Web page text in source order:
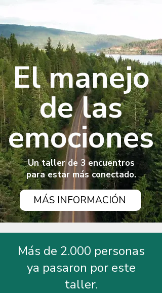
El manejo
de las
emociones
Un taller de 3 encuentros
para estar más conectado.
MÁS INFORMACIÓN
​Más de 2.000 personas
ya pasaron por este
taller.